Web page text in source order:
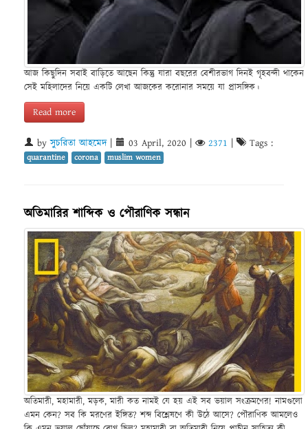
আজ কিছুদিন সবাই বাড়িতে আছেন কিন্তু যারা বছরের বেশীরভাগ দিনই গৃহবন্দী থাকেন
সেই মহিলাদের নিয়ে একটি লেখা আজকের করোনার সময়ে যা প্রাসঙ্গিক।
Read more
byসুচরিতা আহমেদ| 03 April, 2020 | 2371 | Tags :
quarantine corona muslim women
অতিমারির শাব্দিক ও পৌরাণিক সন্ধান
অতিমারী, মহামারী, মড়ক, মারী কত নামই যে হয় এই সব ভয়াল সংক্রমণের! নামগুলো
এমন কেন? সব কি মরণের ইঙ্গিত? শব্দ বিশ্লেষণে কী উঠে আসে? পৌরাণিক আমলেও